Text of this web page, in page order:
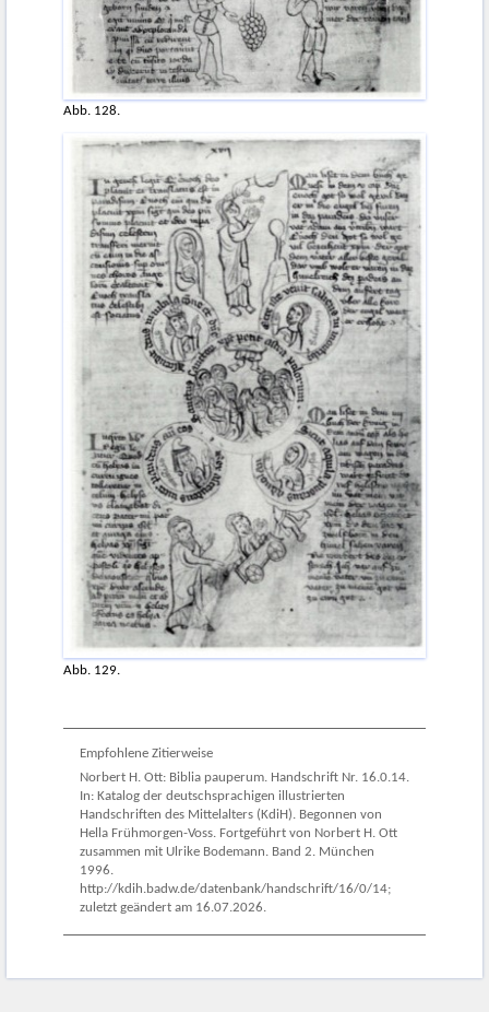
Abb. 128.
Abb. 129.
Empfohlene Zitierweise
Norbert H. Ott: Biblia pauperum. Handschrift Nr. 16.0.14.
In: Katalog der deutschsprachigen illustrierten
Handschriften des Mittelalters (KdiH). Begonnen von
Hella Frühmorgen-Voss. Fortgeführt von Norbert H. Ott
zusammen mit Ulrike Bodemann. Band 2. München
1996.
http://kdih.badw.de/datenbank/handschrift/16/0/14;
zuletzt geändert am 16.07.2026.